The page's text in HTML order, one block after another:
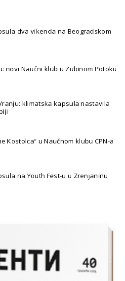
dva vikenda na Beogradskom
novi Naučni klub u Zubinom Potoku
klimatska kapsula nastavila
Kostolca“ u Naučnom klubu CPN-a
na Youth Fest-u u Zrenjaninu